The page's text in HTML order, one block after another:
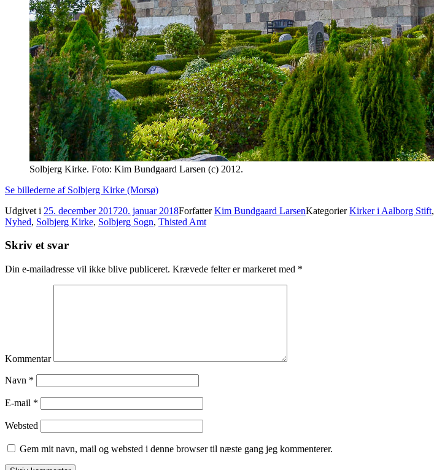
Solbjerg Kirke. Foto: Kim Bundgaard Larsen (c) 2012.
Se billederne af Solbjerg Kirke (Morsø)
Udgivet i 25. december 201720. januar 2018ForfatterKim Bundgaard LarsenKategorierKirker i Aalborg Stift,
Nyhed, Solbjerg Kirke, Solbjerg Sogn, Thisted Amt
Skriv et svar
Din e-mailadresse vil ikke blive publiceret. Krævede felter er markeret med *
Kommentar
Navn *
E-mail *
Websted
Gem mit navn, mail og websted i denne browser til næste gang jeg kommenterer.